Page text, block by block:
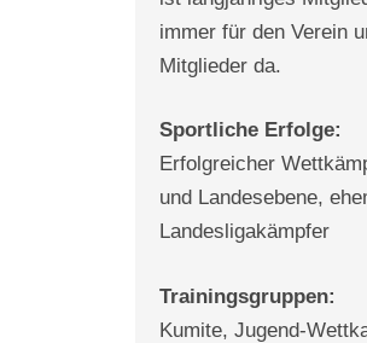
immer für den Verein
Mitglieder da.
Sportliche Erfolge:
Erfolgreicher
und Landesebene,
Landesligakämpfer
Trainingsgruppen:
Kumite, Jugend-